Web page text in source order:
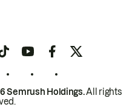
Semrush Holdings.All rights